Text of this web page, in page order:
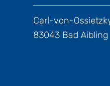
Carl-von-
83043 Bad Aibling